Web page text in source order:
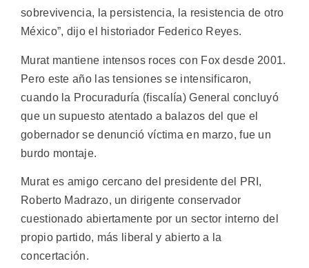
sobrevivencia, la persistencia, la resistencia de otro
México”, dijo el historiador Federico Reyes.
Murat mantiene intensos roces con Fox desde 2001.
Pero este año las tensiones se intensificaron,
cuando la Procuraduría (fiscalía) General concluyó
que un supuesto atentado a balazos del que el
gobernador se denunció víctima en marzo, fue un
burdo montaje.
Murat es amigo cercano del presidente del PRI,
Roberto Madrazo, un dirigente conservador
cuestionado abiertamente por un sector interno del
propio partido, más liberal y abierto a la
concertación.